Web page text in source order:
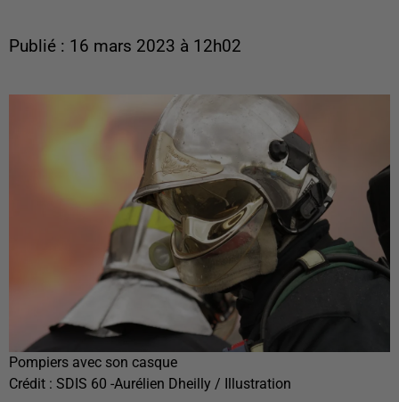
Publié : 16 mars 2023 à 12h02
Pompiers avec son casque
Crédit : SDIS 60 -Aurélien Dheilly / Illustration